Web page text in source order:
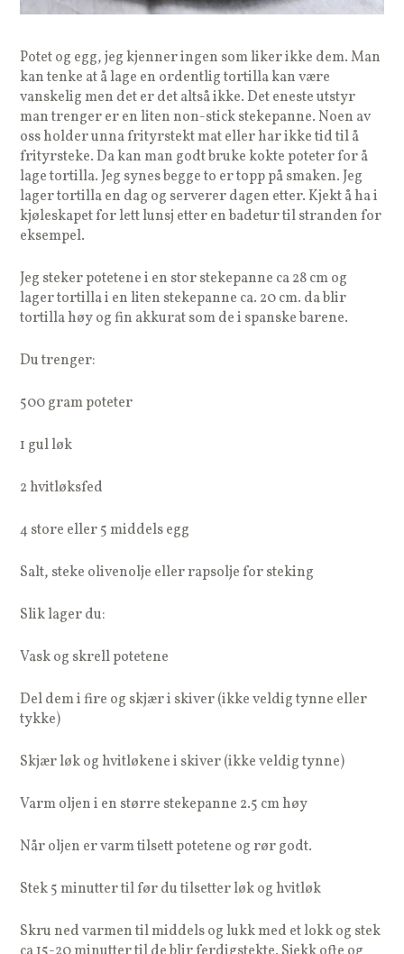
Potet og egg, jeg kjenner ingen som liker ikke dem. Man
kan tenke at å lage en ordentlig tortilla kan være
vanskelig men det er det altså ikke. Det eneste utstyr
man trenger er en liten non-stick stekepanne. Noen av
oss holder unna frityrstekt mat eller har ikke tid til å
frityrsteke. Da kan man godt bruke kokte poteter for å
lage tortilla. Jeg synes begge to er topp på smaken. Jeg
lager tortilla en dag og serverer dagen etter. Kjekt å ha i
kjøleskapet for lett lunsj etter en badetur til stranden for
eksempel.
Jeg steker potetene i en stor stekepanne ca 28 cm og
lager tortilla i en liten stekepanne ca. 20 cm. da blir
tortilla høy og fin akkurat som de i spanske barene.
Du trenger:
500 gram poteter
1 gul løk
2 hvitløksfed
4 store eller 5 middels egg
Salt, steke olivenolje eller rapsolje for steking
Slik lager du:
Vask og skrell potetene
Del dem i fire og skjær i skiver (ikke veldig tynne eller
tykke)
Skjær løk og hvitløkene i skiver (ikke veldig tynne)
Varm oljen i en større stekepanne 2.5 cm høy
Når oljen er varm tilsett potetene og rør godt.
Stek 5 minutter til før du tilsetter løk og hvitløk
Skru ned varmen til middels og lukk med et lokk og stek